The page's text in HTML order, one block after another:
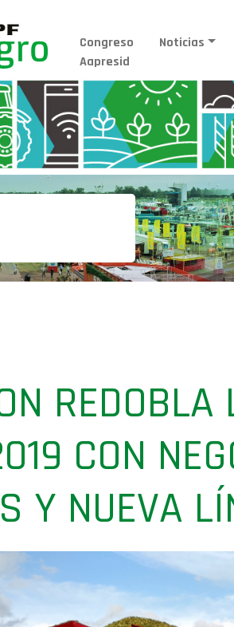
Congreso
Aapresid
Noticias
REDOBLA
CON
Y NUEVA